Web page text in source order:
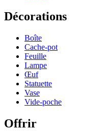
Décorations
Boîte
Cache-pot
Feuille
Lampe
Œuf
Statuette
Vase
Vide-poche
Offrir